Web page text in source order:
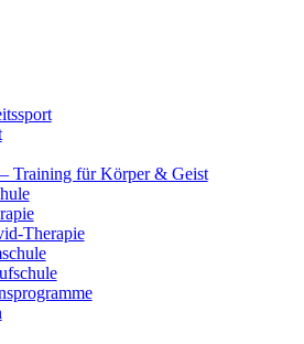
Training für Körper & Geist
Therapie